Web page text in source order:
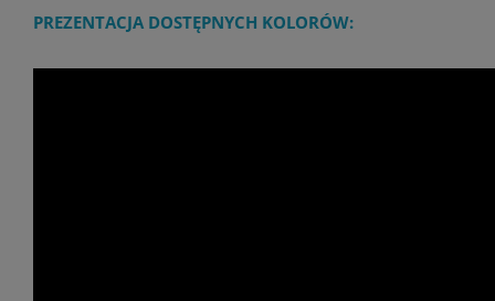
PREZENTACJA DOSTĘPNYCH KOLORÓW: